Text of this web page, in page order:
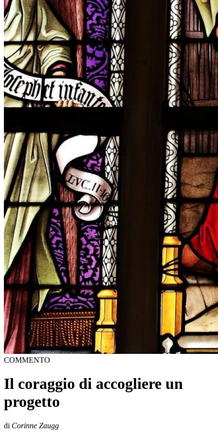
COMMENTO
Il coraggio di accogliere un
progetto
di Corinne Zaugg